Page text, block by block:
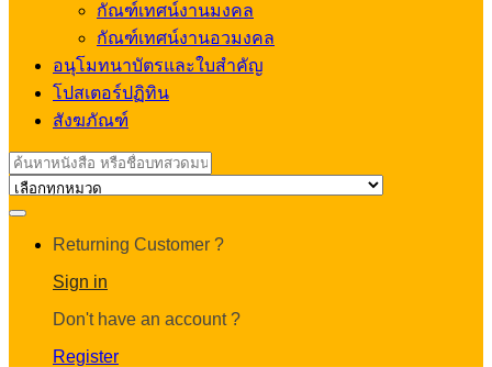
กัณฑ์เทศน์งานมงคล
กัณฑ์เทศน์งานอวมงคล
อนุโมทนาบัตรและใบสำคัญ
โปสเตอร์ปฏิทิน
สังฆภัณฑ์
Search
for:
Returning Customer ?
Sign in
Don't have an account ?
Register